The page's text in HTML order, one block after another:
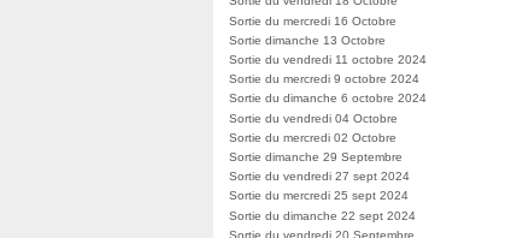
Sortie du mercredi 16 Octobre
Sortie dimanche 13 Octobre
Sortie du vendredi 11 octobre 2024
Sortie du mercredi 9 octobre 2024
Sortie du dimanche 6 octobre 2024
Sortie du vendredi 04 Octobre
Sortie du mercredi 02 Octobre
Sortie dimanche 29 Septembre
Sortie du vendredi 27 sept 2024
Sortie du mercredi 25 sept 2024
Sortie du dimanche 22 sept 2024
Sortie du vendredi 20 Septembre